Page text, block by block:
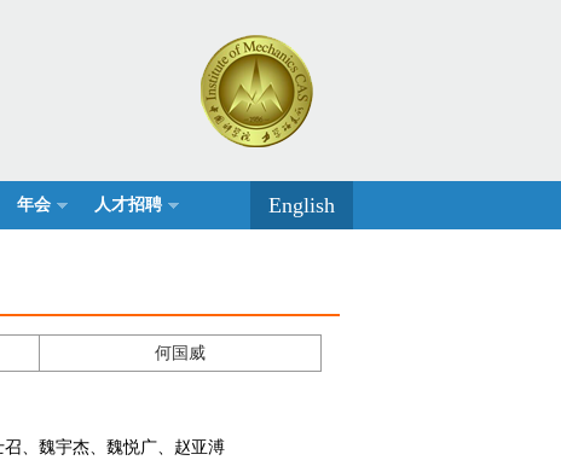
年会 人才招聘 English
何国威
、魏宇杰、魏悦广、赵亚溥